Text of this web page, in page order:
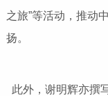
之旅”等活动，推动
扬。
此外，谢明辉亦撰